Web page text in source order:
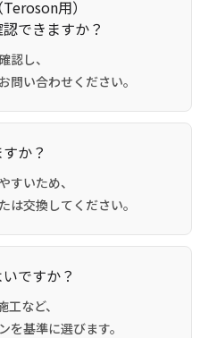
用）
できますか？
認し、
問い合わせください。
か？
すいため、
は交換してください。
ですか？
など、
を基準に選びます。